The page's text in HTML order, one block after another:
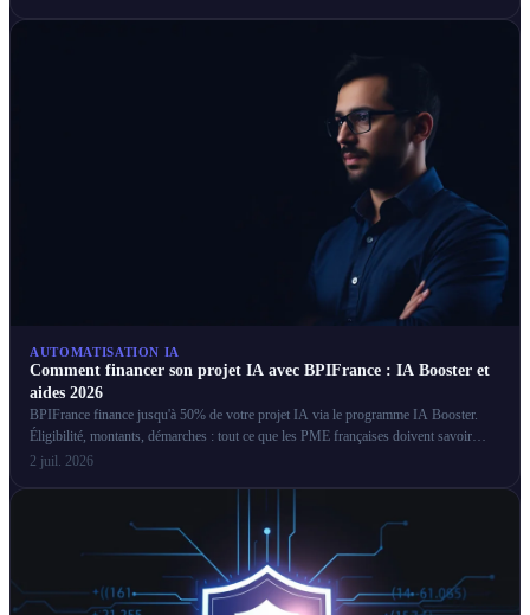
AUTOMATISATION IA
Comment financer son projet IA avec BPIFrance : IA Booster et
aides 2026
BPIFrance finance jusqu'à 50% de votre projet IA via le programme IA Booster.
Éligibilité, montants, démarches : tout ce que les PME françaises doivent savoir
pour obtenir ces aides.
2 juil. 2026